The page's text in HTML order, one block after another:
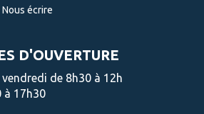
Nous écrire
D'OUVERTURE
de 8h30 à 12h
à 17h30